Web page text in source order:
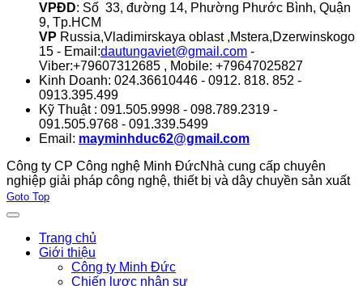
VPĐD: Số 33, đường 14, Phường Phước Bình, Quận
9, Tp.HCM
VP Russia,Vladimirskaya oblast ,Mstera,Dzerwinskogo
15 - Email:dautungaviet@gmail.com -
Viber:+79607312685 , Mobile: +79647025827
Kinh Doanh: 024.36610446 - 0912. 818. 852 -
0913.395.499
Kỹ Thuật : 091.505.9998 - 098.789.2319 -
091.505.9768 - 091.339.5499
Email: mayminhduc62@gmail.com
Công ty CP Công nghệ Minh ĐứcNhà cung cấp chuyên
nghiệp giải pháp công nghệ, thiết bị và dây chuyền sản xuất
Joomla! 3 Templates
Goto Top
Trang chủ
Giới thiệu
Công ty Minh Đức
Chiến lược nhân sự